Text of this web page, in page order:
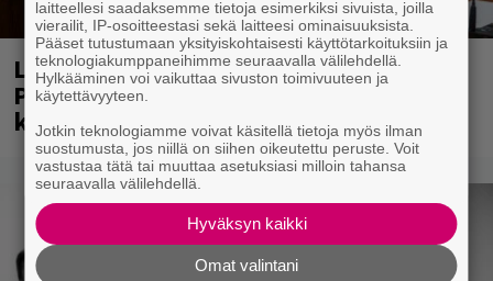
Laittomasta graffitista kiinni jäänyt
Paavo Arhinmäki jälleen spraypullo
kädessä – näitä puolueita ei kiinnosta
laitteellesi saadaksemme tietoja esimerkiksi sivuista, joilla
vierailit, IP-osoitteestasi sekä laitteesi ominaisuuksista.
Pääset tutustumaan yksityiskohtaisesti käyttötarkoituksiin ja
teknologiakumppaneihimme seuraavalla välilehdellä.
Hylkääminen voi vaikuttaa sivuston toimivuuteen ja
käytettävyyteen.
Jotkin teknologiamme voivat käsitellä tietoja myös ilman
suostumusta, jos niillä on siihen oikeutettu peruste. Voit
vastustaa tätä tai muuttaa asetuksiasi milloin tahansa
seuraavalla välilehdellä.
Hyväksyn kaikki
Omat valintani